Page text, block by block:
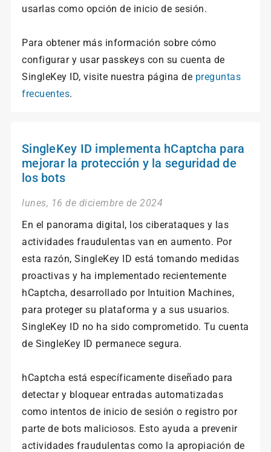
usarlas como opción de inicio de sesión.
Para obtener más información sobre cómo
configurar y usar passkeys con su cuenta de
SingleKey ID, visite nuestra página de preguntas
frecuentes.
SingleKey ID implementa hCaptcha para
mejorar la protección y la seguridad de
los bots
lunes, 16 de diciembre de 2024
En el panorama digital, los ciberataques y las
actividades fraudulentas van en aumento. Por
esta razón, SingleKey ID está tomando medidas
proactivas y ha implementado recientemente
hCaptcha, desarrollado por Intuition Machines,
para proteger su plataforma y a sus usuarios.
SingleKey ID no ha sido comprometido. Tu cuenta
de SingleKey ID permanece segura.
hCaptcha está específicamente diseñado para
detectar y bloquear entradas automatizadas
como intentos de inicio de sesión o registro por
parte de bots maliciosos. Esto ayuda a prevenir
actividades fraudulentas como la apropiación de